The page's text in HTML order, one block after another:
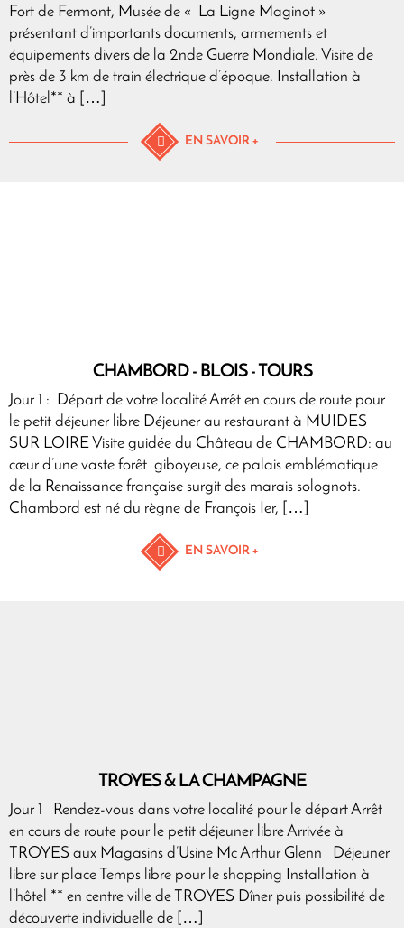
Fort de Fermont, Musée de « La Ligne Maginot »
présentant d’importants documents, armements et
équipements divers de la 2nde Guerre Mondiale. Visite de
près de 3 km de train électrique d’époque. Installation à
l’Hôtel** à […]
EN SAVOIR +
CHAMBORD - BLOIS - TOURS
Jour 1 : Départ de votre localité Arrêt en cours de route pour
le petit déjeuner libre Déjeuner au restaurant à MUIDES
SUR LOIRE Visite guidée du Château de CHAMBORD: au
cœur d’une vaste forêt giboyeuse, ce palais emblématique
de la Renaissance française surgit des marais solognots.
Chambord est né du règne de François Ier, […]
EN SAVOIR +
TROYES & LA CHAMPAGNE
Jour 1 Rendez-vous dans votre localité pour le départ Arrêt
en cours de route pour le petit déjeuner libre Arrivée à
TROYES aux Magasins d’Usine Mc Arthur Glenn Déjeuner
libre sur place Temps libre pour le shopping Installation à
l’hôtel ** en centre ville de TROYES Dîner puis possibilité de
découverte individuelle de […]